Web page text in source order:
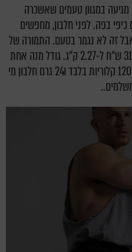
במגוון טעמים שאשכרה
בפה. לפני חלבון, מחפשים
זה לא נגמר בטעם. התמורה של
האבקה שווה כל שקל, או יותר נכון 315 ש"ח ל-2.27 ק"ג. גודל מנה אחת
הינה בסדר גודל של 30 גרם המכילה 120 קלוריות בלבד ו24 גרם חלבון מי